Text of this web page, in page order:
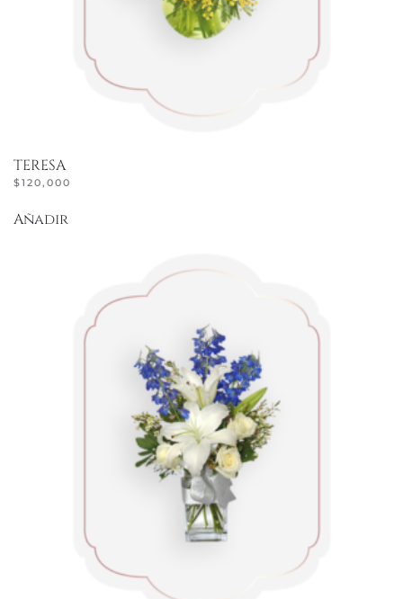
TERESA
$120,000
Añadir